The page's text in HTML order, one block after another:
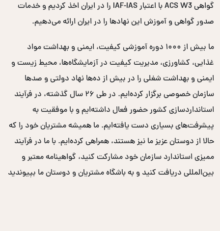
گواهی ACS W3 با اعتبار IAF-IAS را در ایران اخذ کردیم و خدمات
صدور گواهی و آموزش این نهادها را در ایران ارائه می‌دهیم.
ما بیش از ۱۰۰۰ دوره آموزشی کیفیت، ایمنی و بهداشت مواد
غذایی، کشاورزی، مدیریت کیفیت در آزمایشگاه‌ها، محیط زیست و
ایمنی و بهداشت شغلی را در بیش از ده‌ها نهاد دولتی و صدها
سازمان خصوصی برگزار کرده‌ایم. در طی ۲۶ سال گذشته، در فرآیند
استانداردسازی کشور حضور فعال داشته‌ایم و با موفقیت به
پیشرفت‌های بسیاری دست یافته‌ایم. ما همیشه مشتریان خود را که
حالا از دوستان عزیز ما نیز هستند، همراهی کرده‌ایم. با ما در فرآیند
ممیزی استاندارد سازمان خود مشارکت کنید، گواهینامه معتبر و
بین‌المللی دریافت کنید و به باشگاه مشتریان و دوستان ما بپیوندید